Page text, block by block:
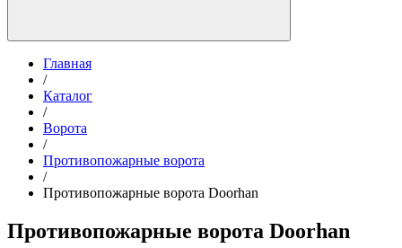
Главная
/
Каталог
/
Ворота
/
Противопожарные ворота
/
Противопожарные ворота Doorhan
Противопожарные ворота Doorhan